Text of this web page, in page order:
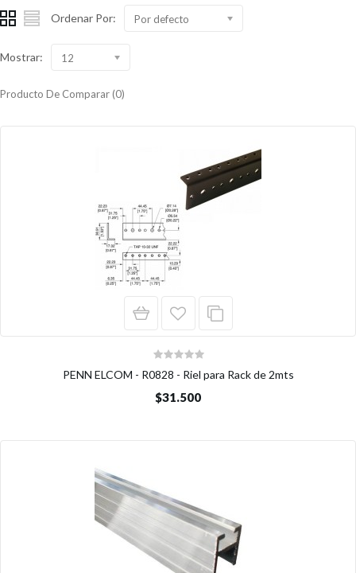
Ordenar Por: Por defecto
Mostrar: 12
Producto De Comparar (0)
PENN ELCOM - R0828 - Riel para Rack de 2mts
$31.500